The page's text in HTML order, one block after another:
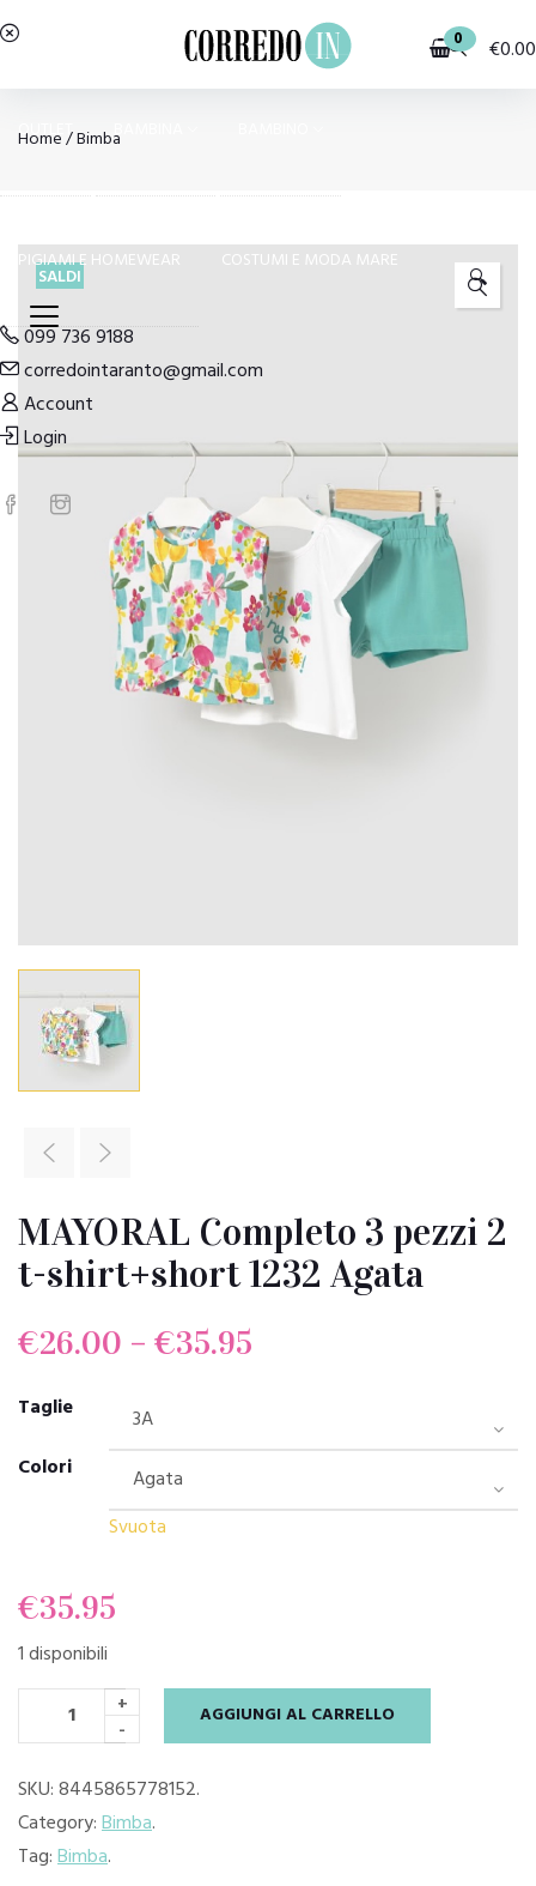
0 €0.00
OUTLET BAMBINA
PIGIAMI E HOMEWEAR COSTUMI E MODA MARE
099 736 9188
corredointaranto@gmail.com
Account
Login
Home/Bimba
SALDI 🔍
MAYORAL Completo 3 pezzi 2
t-shirt+short 1232 Agata
€26.00 – €35.95
Taglie
Colori
Svuota
€35.95
1 disponibili
+
-
AGGIUNGI AL CARRELLO
SKU:8445865778152.
Category:Bimba.
Tag:Bimba.